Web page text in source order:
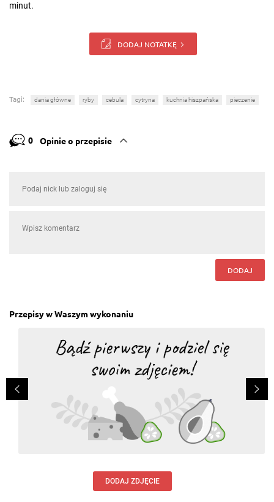
minut.
DODAJ NOTATKĘ
Tagi: dania główne ryby cebula cytryna kuchnia hiszpańska pieczenie
0 Opinie o przepisie
DODAJ
Przepisy w Waszym wykonaniu
DODAJ ZDJĘCIE